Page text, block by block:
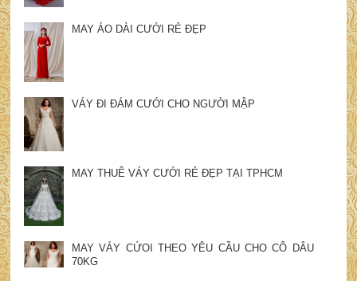
MAY ÁO DÀI CƯỚI RẺ ĐẸP
VÁY ĐI ĐÁM CƯỚI CHO NGƯỜI MẬP
MAY THUÊ VÁY CƯỚI RẺ ĐẸP TẠI TPHCM
MAY VÁY CỨOI THEO YÊU CẦU CHO CÔ DÂU
70KG